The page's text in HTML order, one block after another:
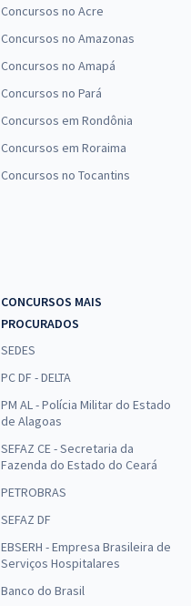
Concursos no Acre
Concursos no Amazonas
Concursos no Amapá
Concursos no Pará
Concursos em Rondônia
Concursos em Roraima
Concursos no Tocantins
CONCURSOS MAIS
PROCURADOS
SEDES
PC DF - DELTA
PM AL - Polícia Militar do Estado
de Alagoas
SEFAZ CE - Secretaria da
Fazenda do Estado do Ceará
PETROBRAS
SEFAZ DF
EBSERH - Empresa Brasileira de
Serviços Hospitalares
Banco do Brasil